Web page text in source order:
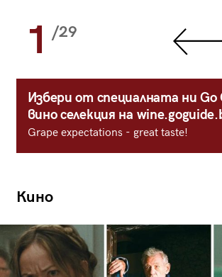
1 /29
Избери от специалната ни Go
вино селекция на
Grape expectations - great taste!
Кино